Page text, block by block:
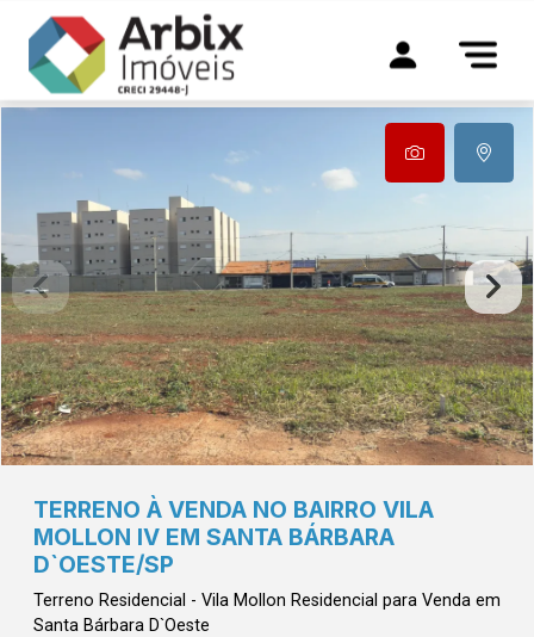
TERRENO À VENDA NO BAIRRO VILA
MOLLON IV EM SANTA BÁRBARA
D`OESTE/SP
Terreno Residencial - Vila Mollon Residencial para Venda em
Santa Bárbara D`Oeste